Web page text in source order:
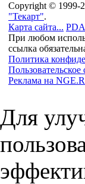
Copyright © 1999-
"Текарт".
Карта сайта...
При любом
ссылка
Политика
Пользовательское
Реклама на
Для